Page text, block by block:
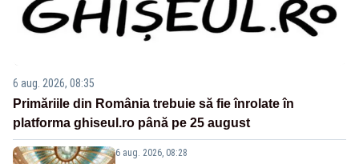
6 aug. 2026, 08:35
Primăriile din România trebuie să fie înrolate în
platforma ghiseul.ro până pe 25 august
6 aug. 2026, 08:28